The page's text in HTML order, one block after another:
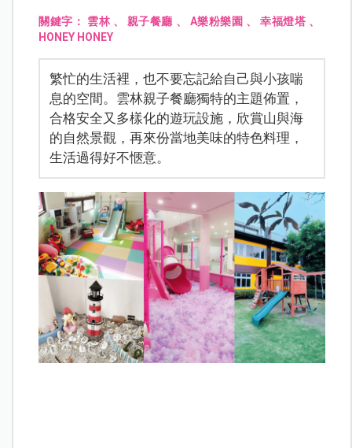
關鍵字： 雲林、 親子餐廳、 A樂粉樂園 、幸福燈塔 、
HONEY HONEY
繁忙的生活裡，也不要忘記給自己與小孩喘
息的空間。雲林親子餐廳獨特的主題佈置，
合格安全又多樣化的遊玩設施，欣賞山與海
的自然景觀，再來份當地美味的特色料理，
生活過得好不愜意。